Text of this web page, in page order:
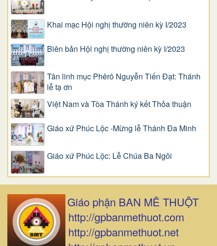
Khai mạc Hội nghị thường niên kỳ I/2023
Biên bản Hội nghị thường niên kỳ I/2023
Tân linh mục Phêrô Nguyễn Tiến Đạt: Thánh
lễ tạ ơn
Việt Nam và Tòa Thánh ký kết Thỏa thuận
Giáo xứ Phúc Lộc -Mừng lễ Thánh Đa Minh
Giáo xứ Phúc Lộc: Lễ Chúa Ba Ngôi
Giáo phận BAN MÊ THUỘT
http://gpbanmethuot.com
http://gpbanmethuot.net